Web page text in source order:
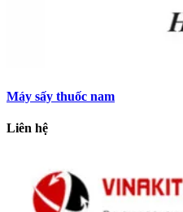
Máy sấy thuốc nam
Liên hệ